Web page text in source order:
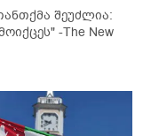
შეუძლია:
The New